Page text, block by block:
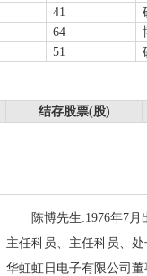
41
64
51
结存股票(股)
陈博先生:1976年7
主任科员、主任科员、
华虹虹日电子有限公司